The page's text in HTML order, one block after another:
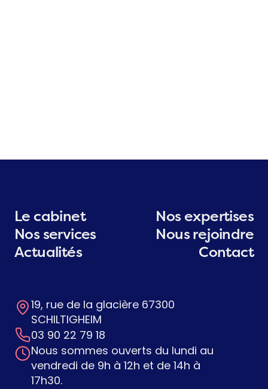
19, rue de la glacière 67300
SCHILTIGHEIM
03 90 22 79 18
Nous sommes ouverts du lundi au
vendredi de 9h à 12h et de 14h à
17h30.
Le cabinet
Nos expertises
Nos services
Nous rejoindre
Actualités
Contact